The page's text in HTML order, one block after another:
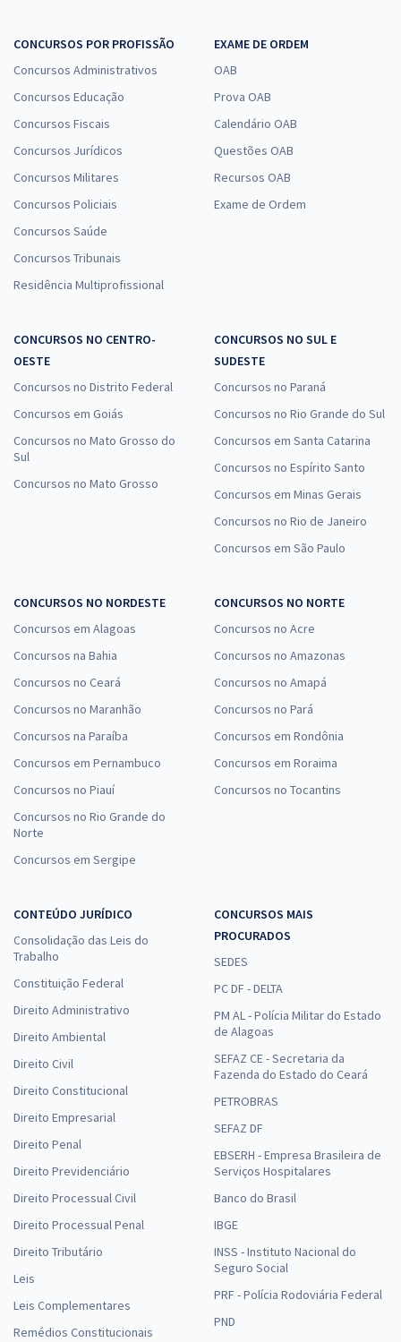
CONCURSOS POR PROFISSÃO
Concursos Administrativos
Concursos Educação
Concursos Fiscais
Concursos Jurídicos
Concursos Militares
Concursos Policiais
Concursos Saúde
Concursos Tribunais
Residência Multiprofissional
EXAME DE ORDEM
OAB
Prova OAB
Calendário OAB
Questões OAB
Recursos OAB
Exame de Ordem
CONCURSOS NO CENTRO-
OESTE
Concursos no Distrito Federal
Concursos em Goiás
Concursos no Mato Grosso do
Sul
Concursos no Mato Grosso
CONCURSOS NO SUL E
SUDESTE
Concursos no Paraná
Concursos no Rio Grande do Sul
Concursos em Santa Catarina
Concursos no Espírito Santo
Concursos em Minas Gerais
Concursos no Rio de Janeiro
Concursos em São Paulo
CONCURSOS NO NORDESTE
Concursos em Alagoas
Concursos na Bahia
Concursos no Ceará
Concursos no Maranhão
Concursos na Paraíba
Concursos em Pernambuco
Concursos no Piauí
Concursos no Rio Grande do
Norte
Concursos em Sergipe
CONCURSOS NO NORTE
Concursos no Acre
Concursos no Amazonas
Concursos no Amapá
Concursos no Pará
Concursos em Rondônia
Concursos em Roraima
Concursos no Tocantins
CONTEÚDO JURÍDICO
Consolidação das Leis do
Trabalho
Constituição Federal
Direito Administrativo
Direito Ambiental
Direito Civil
Direito Constitucional
Direito Empresarial
Direito Penal
Direito Previdenciário
Direito Processual Civil
Direito Processual Penal
Direito Tributário
Leis
Leis Complementares
Remédios Constitucionais
CONCURSOS MAIS
PROCURADOS
SEDES
PC DF - DELTA
PM AL - Polícia Militar do Estado
de Alagoas
SEFAZ CE - Secretaria da
Fazenda do Estado do Ceará
PETROBRAS
SEFAZ DF
EBSERH - Empresa Brasileira de
Serviços Hospitalares
Banco do Brasil
IBGE
INSS - Instituto Nacional do
Seguro Social
PRF - Polícia Rodoviária Federal
PND